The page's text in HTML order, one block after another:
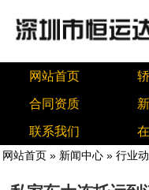
网站首页
合同资质
联系我们
网站首页 » 新闻中心 » 行业